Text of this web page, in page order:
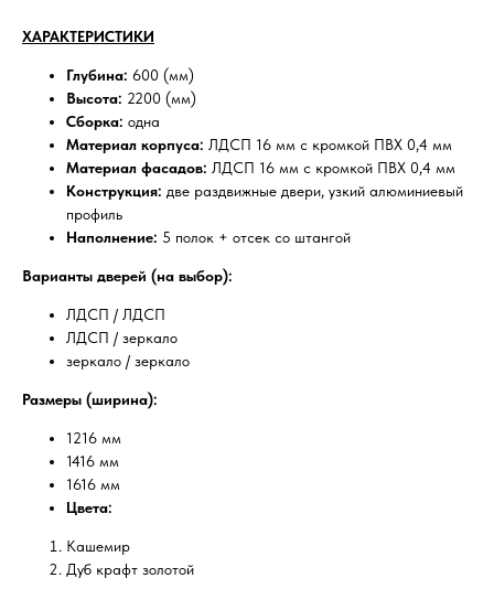
ХАРАКТЕРИСТИКИ
Глубина: 600 (мм)
Высота: 2200 (мм)
Сборка: одна
Материал корпуса: ЛДСП 16 мм с кромкой ПВХ 0,4 мм
Материал фасадов: ЛДСП 16 мм с кромкой ПВХ 0,4 мм
Конструкция: две раздвижные двери, узкий алюминиевый
профиль
Наполнение: 5 полок + отсек со штангой
Варианты дверей (на выбор):
ЛДСП / ЛДСП
ЛДСП / зеркало
зеркало / зеркало
Размеры (ширина):
1216 мм
1416 мм
1616 мм
Цвета:
Кашемир
Дуб крафт золотой